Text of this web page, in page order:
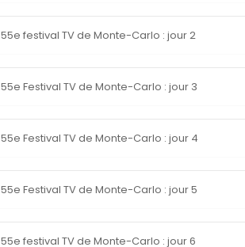
55e festival TV de Monte-Carlo : jour 2
55e Festival TV de Monte-Carlo : jour 3
55e Festival TV de Monte-Carlo : jour 4
55e Festival TV de Monte-Carlo : jour 5
55e festival TV de Monte-Carlo : jour 6